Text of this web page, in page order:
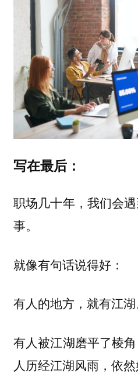
写在最后：
职场几十年，我们会
事。
就像有句话说得好：
有人的地方，就有江湖
有人被江湖磨平了棱
人历经江湖风雨，依然